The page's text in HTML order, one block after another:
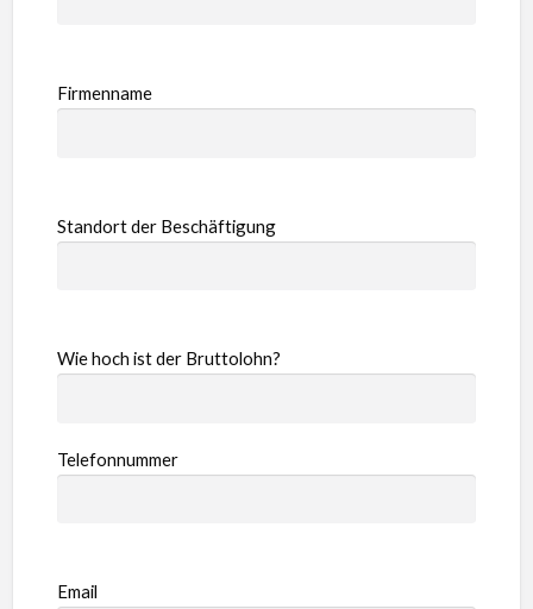
Firmenname
Standort der Beschäftigung
Wie hoch ist der Bruttolohn?
Telefonnummer
Email